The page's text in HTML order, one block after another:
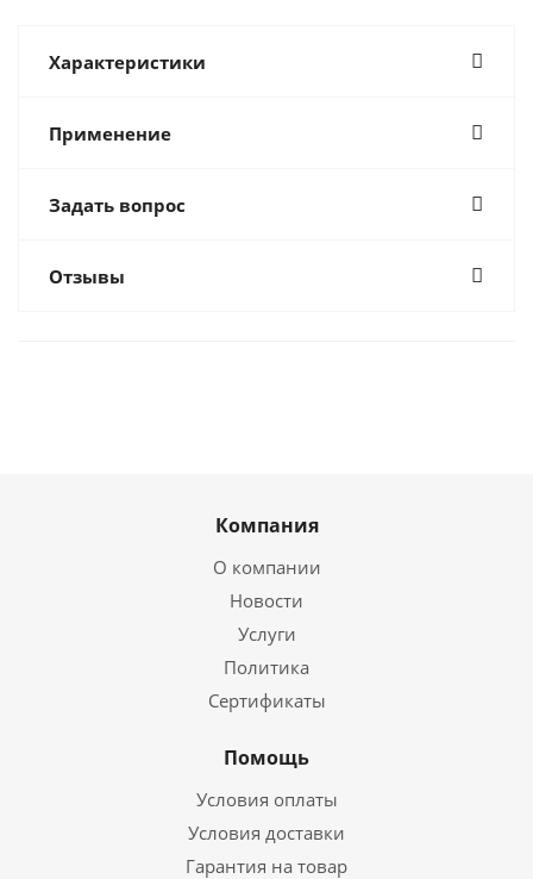
Характеристики
Применение
Задать вопрос
Отзывы
Компания
О компании
Новости
Услуги
Политика
Сертификаты
Помощь
Условия оплаты
Условия доставки
Гарантия на товар